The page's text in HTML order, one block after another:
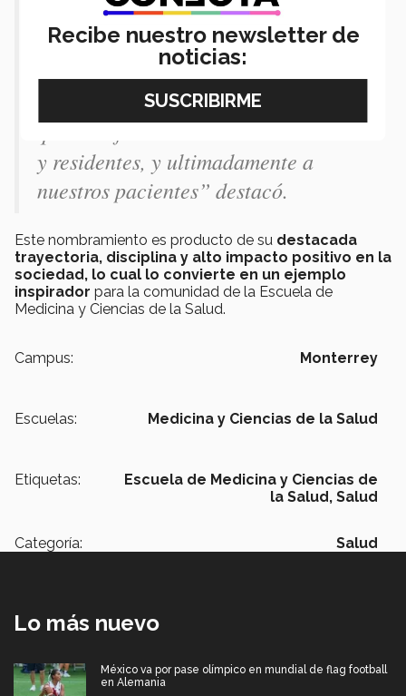
objetivos educativos, sino que además
la proximidad geográfica entre estos
dos importantes centros médicos nos
incita a robustecer colaboraciones
que beneficien a nuestros estudiantes
y residentes, y ultimadamente a
nuestros pacientes” destacó.
Este nombramiento es producto de su destacada
trayectoria, disciplina y alto impacto positivo en la
sociedad, lo cual lo convierte en un ejemplo
inspirador para la comunidad de la Escuela de
Medicina y Ciencias de la Salud.
Campus: Monterrey
Escuelas: Medicina y Ciencias de la Salud
Etiquetas:
Escuela de Medicina y Ciencias de
la Salud, Salud
Categoría: Salud
Lo más nuevo
México va por pase olímpico en mundial de flag football
en Alemania
Recibe nuestro newsletter de
noticias: